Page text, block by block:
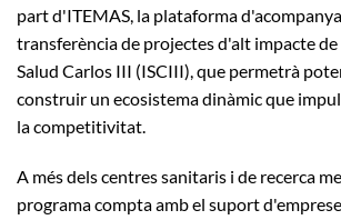
part d'ITEMAS, la plataforma
transferència de projectes d'alt impacte
Salud Carlos III (ISCIII), que permetrà
construir un ecosistema dinàmic que
la competitivitat.
A més dels centres sanitaris i de recerca
programa compta amb el suport